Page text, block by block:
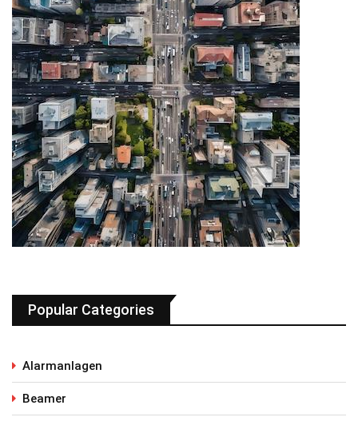
Popular Categories
Alarmanlagen
Beamer